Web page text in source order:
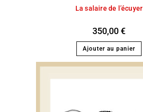
La salaire de l’écuyer
350,00€
Ajouter au panier